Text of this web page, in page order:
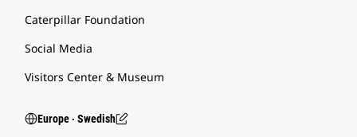
Caterpillar Foundation
Social Media
Visitors Center & Museum
Europe ‧ Swedish